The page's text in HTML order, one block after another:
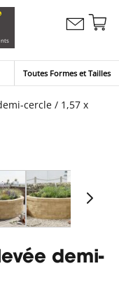
Contactez
Toutes Formes et Tailles
cercle / 1,57 x
demi-